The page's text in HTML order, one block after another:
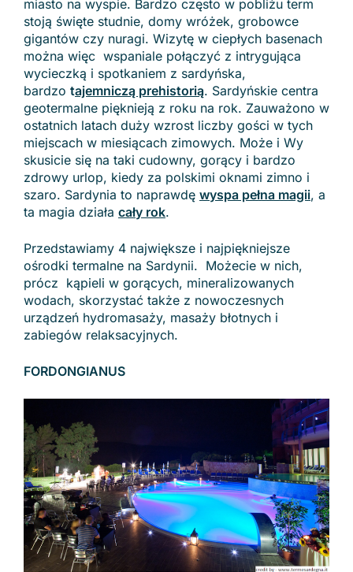
miasto na wyspie. Bardzo często w pobliżu term
stoją święte studnie, domy wróżek, grobowce
gigantów czy nuragi. Wizytę w ciepłych basenach
można więc wspaniale połączyć z intrygująca
wycieczką i spotkaniem z sardyńska,
bardzo tajemniczą prehistorią. Sardyńskie centra
geotermalne pięknieją z roku na rok. Zauważono w
ostatnich latach duży wzrost liczby gości w tych
miejscach w miesiącach zimowych. Może i Wy
skusicie się na taki cudowny, gorący i bardzo
zdrowy urlop, kiedy za polskimi oknami zimno i
szaro. Sardynia to naprawdę wyspa pełna magii, a
ta magia działa cały rok.
Przedstawiamy 4 największe i najpiękniejsze
ośrodki termalne na Sardynii. Możecie w nich,
prócz kąpieli w gorących, mineralizowanych
wodach, skorzystać także z nowoczesnych
urządzeń hydromasaży, masaży błotnych i
zabiegów relaksacyjnych.
FORDONGIANUS